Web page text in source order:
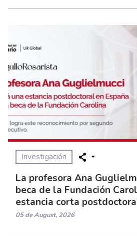
Investigación
La profesora Ana
beca de la Fundación
estancia corta
05 de August, 2026